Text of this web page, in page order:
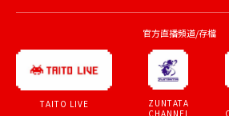
官方直播頻道/存檔
TAITO LIVE
ZUNTATA
CHANNEL